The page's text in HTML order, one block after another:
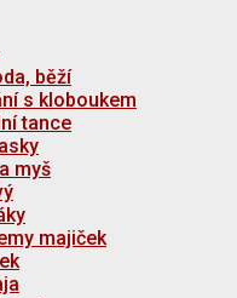
běží
s kloboukem
tance
myš
majiček